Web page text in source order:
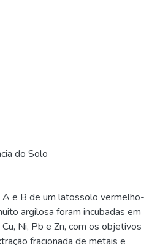
do Solo
e B de um latossolo vermelho-
argilosa foram incubadas em
Ni, Pb e Zn, com os objetivos
fracionada de metais e